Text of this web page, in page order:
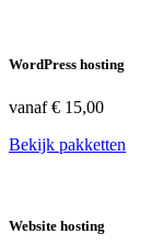
WordPress hosting
vanaf€ 15,00
Bekijk pakketten
Website hosting